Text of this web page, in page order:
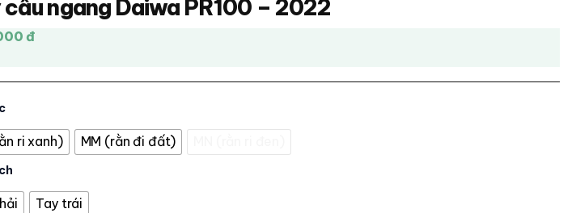
câu ngang Daiwa PR100 – 2022
đ
ri xanh) MM (rằn đi đất)
Tay trái